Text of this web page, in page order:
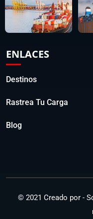
ENLACES
Destinos
Rastrea Tu Carga
Blog
© 2021 Creado por -